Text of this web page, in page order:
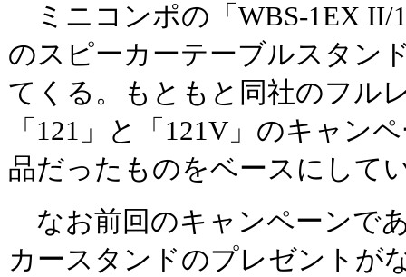
ミニコンポの「WBS-1EX II/
のスピーカーテーブルスタン
てくる。もともと同社のフル
「121」と「121V」のキャン
品だったものをベースにして
なお前回のキャンペーンで
カースタンドのプレゼントが